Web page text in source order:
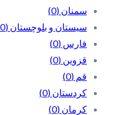
سمنان (0)
سیستان و بلوچستان (0)
فارس (0)
قزوین (0)
قم (0)
کردستان (0)
کرمان (0)